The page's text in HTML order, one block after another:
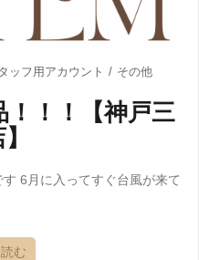
ッフ用アカウント その他
！！【神戸三
6月に入ってすぐ台風が来て
む